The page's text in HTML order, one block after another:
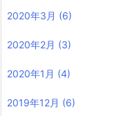
2020年3月 (6)
2020年2月 (3)
2020年1月 (4)
2019年12月 (6)